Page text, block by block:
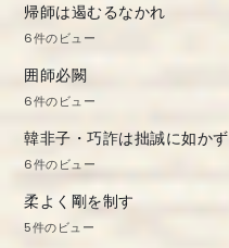
帰師は遏むるなかれ
6件のビュー
囲師必闕
6件のビュー
韓非子・巧詐は拙誠に如かず
6件のビュー
柔よく剛を制す
5件のビュー